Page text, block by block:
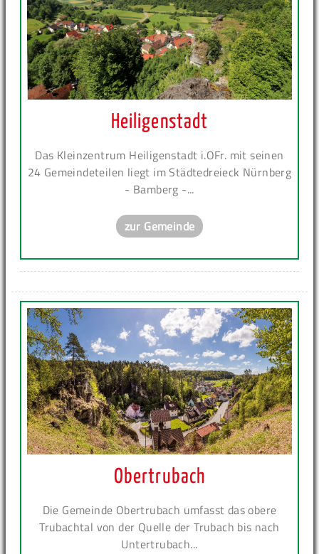
Heiligenstadt
Das Kleinzentrum Heiligenstadt i.OFr. mit seinen
24 Gemeindeteilen liegt im Städtedreieck Nürnberg
- Bamberg -...
zur Gemeinde
Obertrubach
Die Gemeinde Obertrubach umfasst das obere
Trubachtal von der Quelle der Trubach bis nach
Untertrubach...